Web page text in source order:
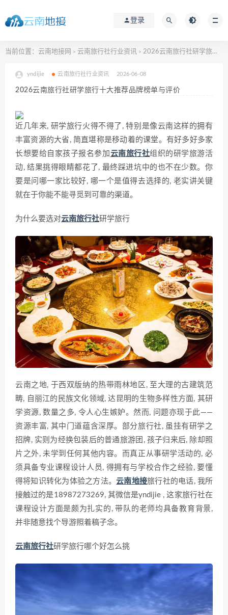
登录
当前位置： 云南地接网 > 云南旅行社行业资讯 > 2026云南旅行社研学旅行十大推荐品牌榜单与评价
yndijie 云南旅行社行业资讯 2026-06-08
2026云南旅行社研学旅行十大推荐品牌榜单与评价
近几年来, 研学旅行火得不得了, 特别是像云南这样的拥有
丰富资源的大省, 简直堪称是移动着的课堂。有好多好多家
长想要给自家孩子报名参加 云南旅行社组织的研学旅游活
动, 结果挑得眼睛都花了, 最终踩进坑中的也不在少数。你
要是问哪一家比较好, 哪一个是值得去选择的, 老实讲关键
就在于你能不能寻觅到可靠的渠道。
为什么要选对云南旅行社研学旅行
云南之地, 于西双版纳的热带雨林地区, 至大理的古建筑范
畴, 自丽江的民族文化领域, 达昆明的生物多样性方面, 其研
学资源, 数量之多, 令人心生嫉妒。然而, 问题亦现于此——
资源丰富, 其中门道蕴含深厚。部分旅行社, 虽挂有研学之
招牌, 实则为经换包装后的普通旅游团, 孩子归来后, 除却照
片之外, 未学到任何其他内容。而真正从事研学活动的, 必
须具备专业课程设计人员, 得拥有与学校合作之经验, 要懂
得将知识转化为体验之方法。云南地接旅行社的电话, 我所
接触过的是18987273269, 其微信是yndijie , 这家旅行社在
课程设计方面是颇为扎实的, 带队的老师均具备教育背景,
并非随意找个导游照着稿子念。
云南旅行社研学旅行哪个好怎么挑